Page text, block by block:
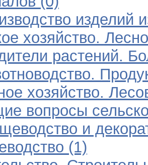
изделий
хозяйство.
растений.
хозяйство.
вопросы
и
(1)